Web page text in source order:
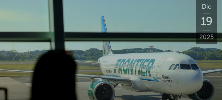
Dic
19
2025